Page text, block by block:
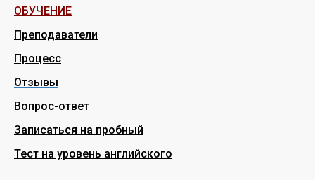
ОБУЧЕНИЕ
Преподаватели
Процесс
Отзывы
Вопрос-ответ
Записаться на пробный
Тест на уровень английского